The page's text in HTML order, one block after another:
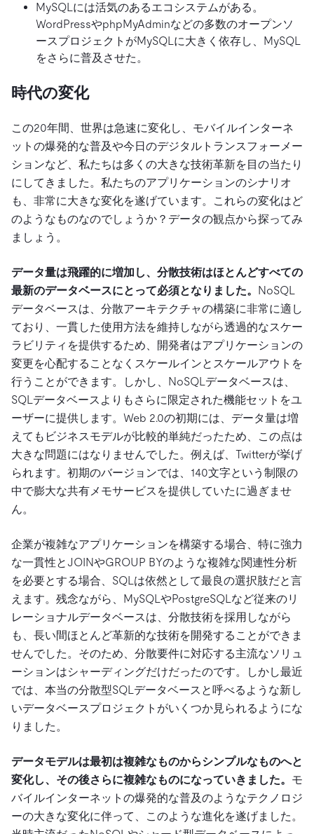
MySQLには活気のあるエコシステムがある。
WordPressやphpMyAdminなどの多数のオープンソ
ースプロジェクトがMySQLに大きく依存し、MySQL
をさらに普及させた。
時代の変化
この20年間、世界は急速に変化し、モバイルインターネ
ットの爆発的な普及や今日のデジタルトランスフォーメー
ションなど、私たちは多くの大きな技術革新を目の当たり
にしてきました。私たちのアプリケーションのシナリオ
も、非常に大きな変化を遂げています。これらの変化はど
のようなものなのでしょうか？データの観点から探ってみ
ましょう。
データ量は飛躍的に増加し、分散技術はほとんどすべての
最新のデータベースにとって必須となりました。
NoSQL
データベースは、分散アーキテクチャの構築に非常に適し
ており、一貫した使用方法を維持しながら透過的なスケー
ラビリティを提供するため、開発者はアプリケーションの
変更を心配することなくスケールインとスケールアウトを
行うことができます。しかし、NoSQLデータベースは、
SQLデータベースよりもさらに限定された機能セットをユ
ーザーに提供します。Web 2.0の初期には、データ量は増
えてもビジネスモデルが比較的単純だったため、この点は
大きな問題にはなりませんでした。例えば、Twitterが挙げ
られます。初期のバージョンでは、140文字という制限の
中で膨大な共有メモサービスを提供していたに過ぎませ
ん。
企業が複雑なアプリケーションを構築する場合、特に強力
な一貫性とJOINやGROUP BYのような複雑な関連性分析
を必要とする場合、SQLは依然として最良の選択肢だと言
えます。残念ながら、MySQLやPostgreSQLなど従来のリ
レーショナルデータベースは、分散技術を採用しながら
も、長い間ほとんど革新的な技術を開発することができま
せんでした。そのため、分散要件に対応する主流なソリュ
ーションはシャーディングだけだったのです。しかし最近
では、本当の分散型SQLデータベースと呼べるような新し
いデータベースプロジェクトがいくつか見られるようにな
りました。
データモデルは最初は複雑なものからシンプルなものへと
変化し、その後さらに複雑なものになっていきました。 モ
バイルインターネットの爆発的な普及のようなテクノロジ
ーの大きな変化に伴って、このような進化を遂げました。